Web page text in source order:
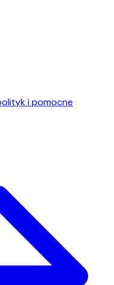
i pomocne